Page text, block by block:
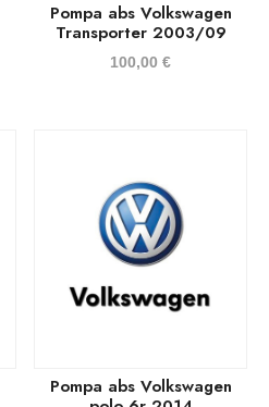
Pompa abs Volkswagen
Transporter 2003/09
100,00€
Pompa abs Volkswagen